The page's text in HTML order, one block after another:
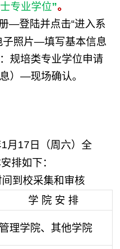
专业学位”。
—登陆并点击“进入系
照片—填写基本信息
规培类专业学位申请
）—现场确认。
1月 17 日（周六）全
排如下：
到校采集和审核
学 院 安 排
管理学院、其他学院